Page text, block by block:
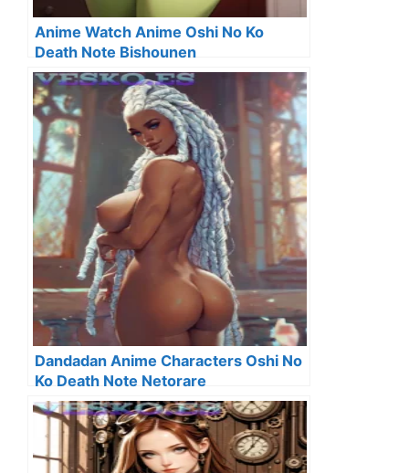
Anime Watch Anime Oshi No Ko
Death Note Bishounen
Dandadan Anime Characters Oshi No
Ko Death Note Netorare